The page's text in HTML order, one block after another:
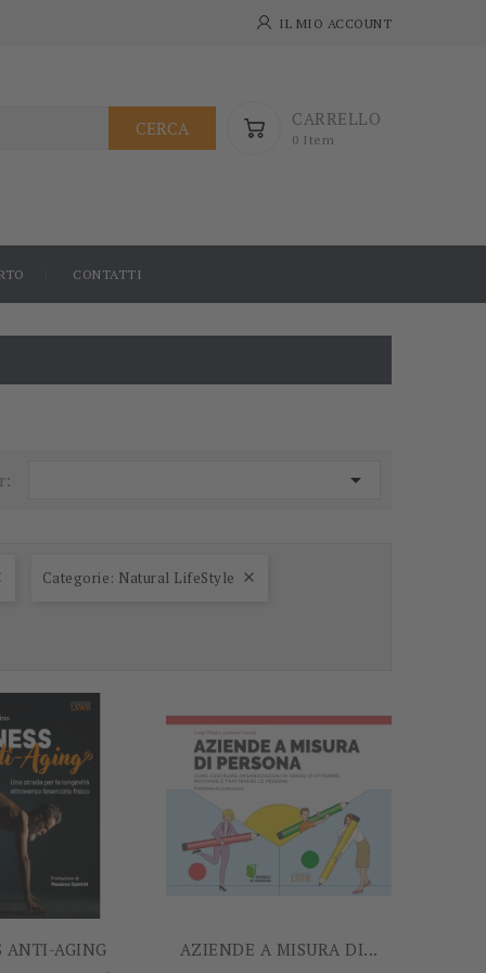
IL MIO ACCOUNT
CARRELLO
0 Item
CERCA
CONTATTI

Categorie: Natural LifeStyle 
ANTI-AGING AZIENDE A MISURA DI...